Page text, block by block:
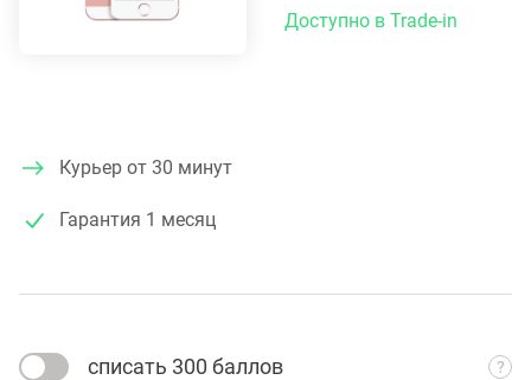
Доступно в Trade-in
Курьер от 30 минут
Гарантия 1 месяц
списать 300 баллов